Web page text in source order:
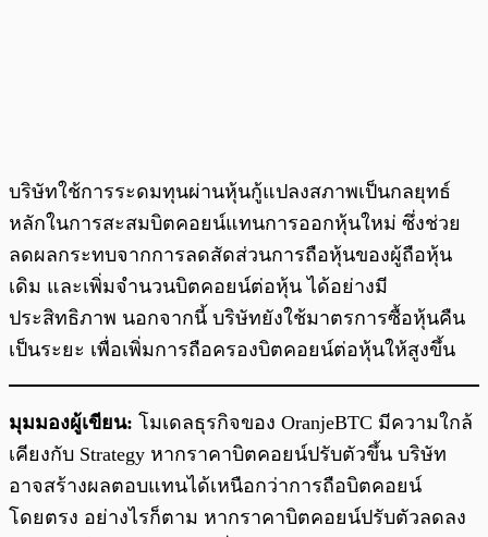
บริษัทใช้การระดมทุนผ่านหุ้นกู้แปลงสภาพเป็นกลยุทธ์
หลักในการสะสมบิตคอยน์แทนการออกหุ้นใหม่ ซึ่งช่วย
ลดผลกระทบจากการลดสัดส่วนการถือหุ้นของผู้ถือหุ้น
เดิม และเพิ่มจำนวนบิตคอยน์ต่อหุ้น ได้อย่างมี
ประสิทธิภาพ นอกจากนี้ บริษัทยังใช้มาตรการซื้อหุ้นคืน
เป็นระยะ เพื่อเพิ่มการถือครองบิตคอยน์ต่อหุ้นให้สูงขึ้น
มุมมองผู้เขียน: โมเดลธุรกิจของ OranjeBTC มีความใกล้
เคียงกับ Strategy หากราคาบิตคอยน์ปรับตัวขึ้น บริษัท
อาจสร้างผลตอบแทนได้เหนือกว่าการถือบิตคอยน์
โดยตรง อย่างไรก็ตาม หากราคาบิตคอยน์ปรับตัวลดลง